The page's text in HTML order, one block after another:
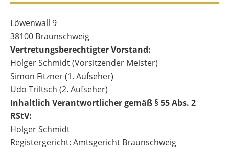
Löwenwall 9
38100 Braunschweig
Vertretungsberechtigter Vorstand:
Holger Schmidt (Vorsitzender Meister)
Simon Fitzner (1. Aufseher)
Udo Triltsch (2. Aufseher)
Inhaltlich Verantwortlicher gemäß § 55 Abs. 2
RStV:
Holger Schmidt
Registergericht: Amtsgericht Braunschweig